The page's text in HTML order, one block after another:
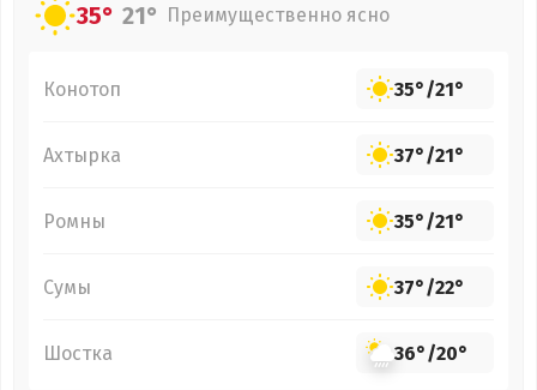
35° 21° Преимущественно ясно
Конотоп 35°/21°
Ахтырка 37°/21°
Ромны 35°/21°
Сумы 37°/22°
Шостка 36°/20°